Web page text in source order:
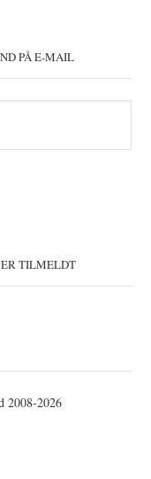
PÅ E-MAIL
TILMELDT
2008-2026